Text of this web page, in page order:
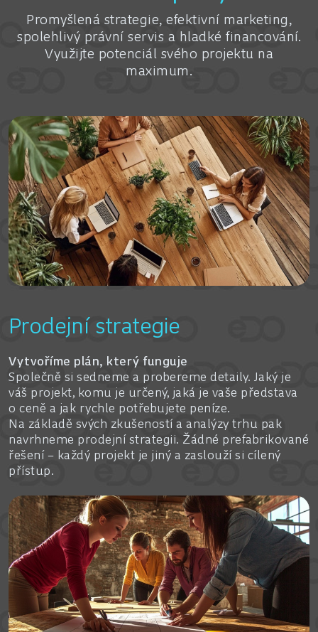
Promyšlená strategie, efektivní marketing,
spolehlivý právní servis a hladké financování.
Využijte potenciál svého projektu na
maximum.
Prodejní strategie
Vytvoříme plán, který funguje
Společně si sedneme a probereme detaily. Jaký je
váš projekt, komu je určený, jaká je vaše představa
o ceně a jak rychle potřebujete peníze.
Na základě svých zkušeností a analýzy trhu pak
navrhneme prodejní strategii. Žádné prefabrikované
řešení – každý projekt je jiný a zaslouží si cílený
přístup.